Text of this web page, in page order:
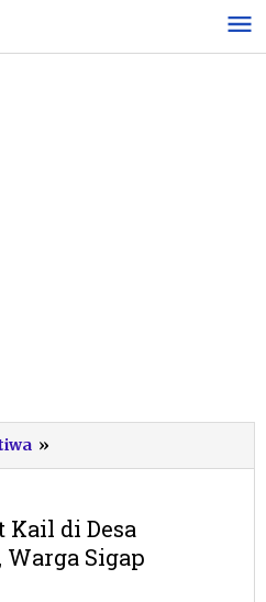
»
Tersangkut
Desa
Kembang
Kail di Desa
Sigap